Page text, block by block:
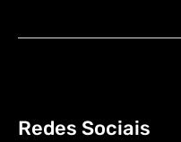
Redes Sociais